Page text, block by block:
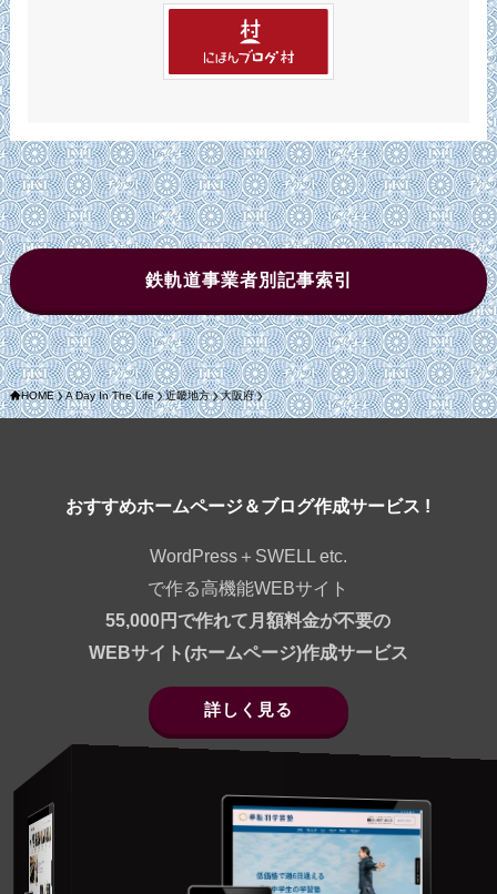
鉄軌道事業者別記事索引
HOME A Day In The Life 近畿地方 大阪府
おすすめホームページ＆ブログ作成サービス !
WordPress＋SWELL etc.
で作る高機能WEBサイト
55,000円で作れて月額料金が不要の
WEBサイト(ホームページ)作成サービス
詳しく見る